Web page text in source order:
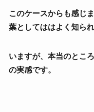
このケースからも感じ
葉としてははよく知ら
いますが、本当のところ
の実感です。